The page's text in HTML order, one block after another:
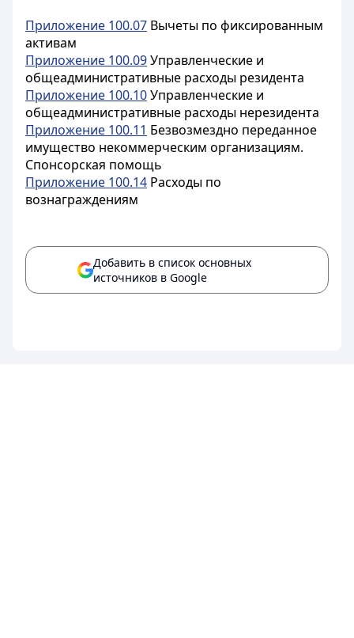
Приложение 100.07 Вычеты по фиксированным
активам
Приложение 100.09Управленческие и
общеадминистративные расходы резидента
Приложение 100.10Управленческие и
общеадминистративные расходы нерезидента
Приложение 100.11 Безвозмездно переданное
имущество некоммерческим организациям.
Спонсорская помощь
Приложение 100.14 Расходы по
вознаграждениям
Добавить в список основных
источников в Google